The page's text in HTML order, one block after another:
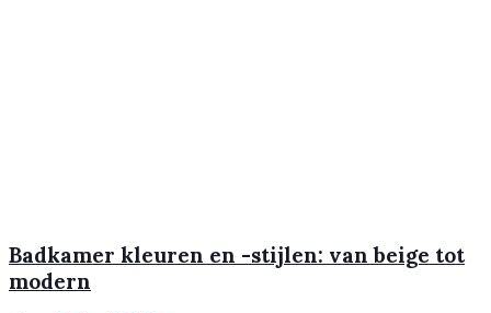
Badkamer kleuren en -stijlen: van beige tot
modern